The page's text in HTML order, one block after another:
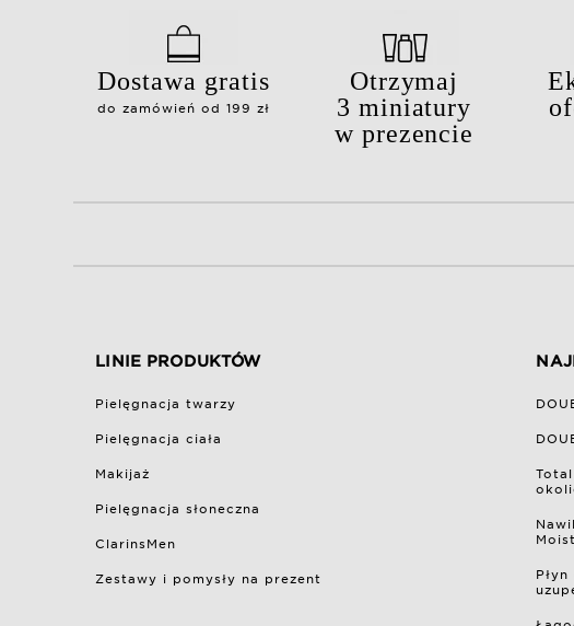
Dostawa gratis
do zamówień od 199 zł
Otrzymaj
3 miniatury
w prezencie
LINIE PRODUKTÓW
Pielęgnacja twarzy
Pielęgnacja ciała
Makijaż
Pielęgnacja słoneczna
ClarinsMen
Zestawy i pomysły na prezent